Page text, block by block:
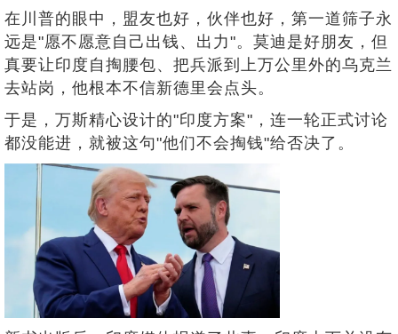
在川普的眼中，盟友也好，伙伴也好，第一道筛子永
远是"愿不愿意自己出钱、出力"。莫迪是好朋友，但
真要让印度自掏腰包、把兵派到上万公里外的乌克兰
去站岗，他根本不信新德里会点头。
于是，万斯精心设计的"印度方案"，连一轮正式讨论
都没能进，就被这句"他们不会掏钱"给否决了。